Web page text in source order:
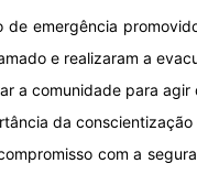
emergência
e realizaram a
a comunidade para
da
com a